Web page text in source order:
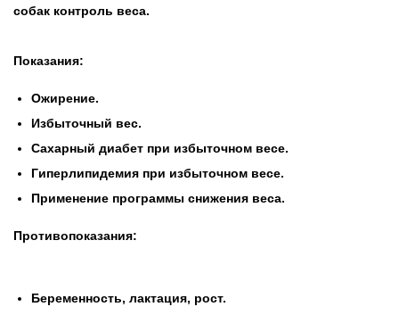
собак контроль веса.
Показания:
Ожирение.
Избыточный вес.
Сахарный диабет при избыточном весе.
Гиперлипидемия при избыточном весе.
Применение программы снижения веса.
Противопоказания:
Беременность, лактация, рост.